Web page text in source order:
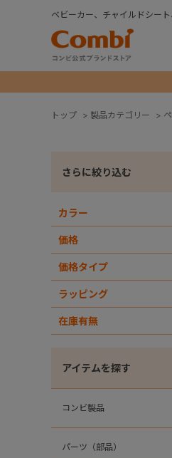
ベビーカー、チャイルドシー
トップ > 製品カテゴリー >
さらに絞り込む
カラー
価格
価格タイプ
ラッピング
在庫有無
アイテムを探す
コンビ製品
パーツ（部品）